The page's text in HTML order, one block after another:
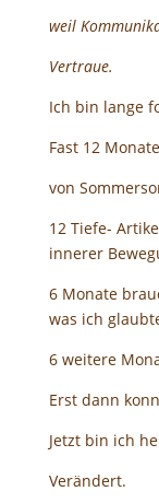
weil
Vertraue.
Ich bin lange
Fast 12
von
12 Tiefe-
innerer
6 Monate
was ich
6 weitere
Erst dann
Jetzt bin ich
Verändert.